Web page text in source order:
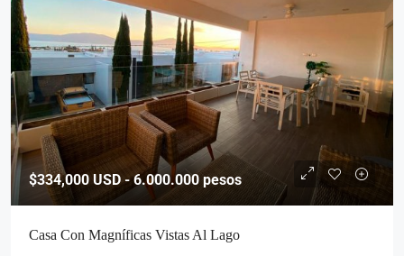
$334,000 USD - 6.000.000 pesos
Casa Con Magníficas Vistas Al Lago